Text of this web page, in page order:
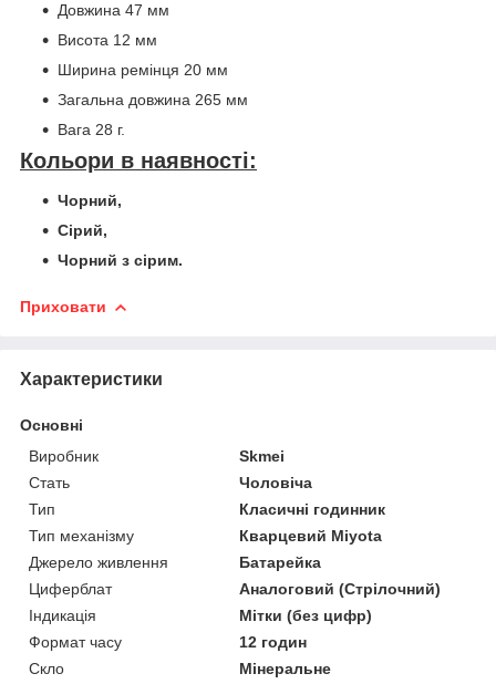
Довжина 47 мм
Висота 12 мм
Ширина ремінця 20 мм
Загальна довжина 265 мм
Вага 28 г.
Кольори в наявності:
Чорний,
Сірий,
Чорний з сірим.
Приховати
Характеристики
Основні
Виробник
Skmei
Стать
Чоловіча
Тип
Класичні годинник
Тип механізму
Кварцевий Miyota
Джерело живлення
Батарейка
Циферблат
Аналоговий (Стрілочний)
Індикація
Мітки (без цифр)
Формат часу
12 годин
Скло
Мінеральне